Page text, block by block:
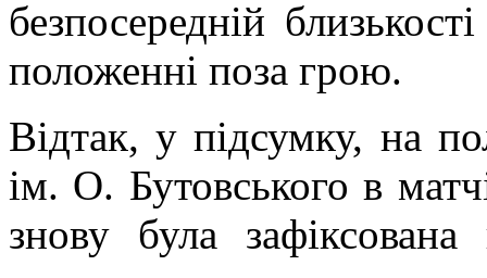
безпосередній
положенні поза грою.
Відтак, у підсумку, на
ім. О. Бутовського в
знову була